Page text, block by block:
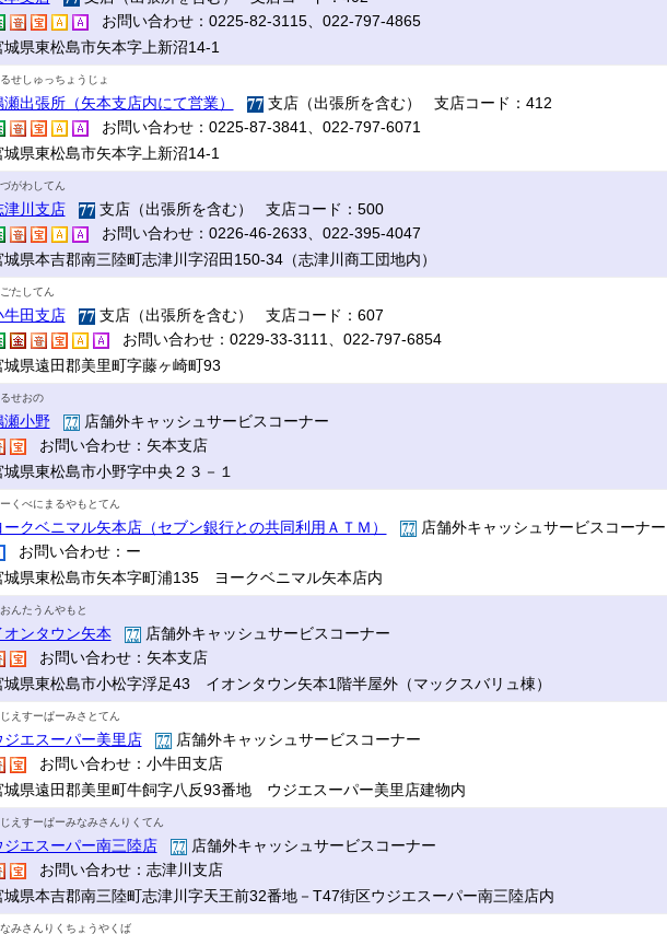
お問い合わせ：0225-82-3115、022-797-4865
城県東松島市矢本字上新沼14-1
せしゅっちょうじょ
瀬出張所（矢本支店内にて営業）
支店（出張所を含む） 支店コード：412
お問い合わせ：0225-87-3841、022-797-6071
城県東松島市矢本字上新沼14-1
がわしてん
津川支店
支店（出張所を含む） 支店コード：500
お問い合わせ：0226-46-2633、022-395-4047
城県本吉郡南三陸町志津川字沼田150-34（志津川商工団地内）
たしてん
牛田支店
支店（出張所を含む） 支店コード：607
お問い合わせ：0229-33-3111、022-797-6854
城県遠田郡美里町字藤ヶ崎町93
せおの
瀬小野
店舗外キャッシュサービスコーナー
お問い合わせ：矢本支店
城県東松島市小野字中央２３－１
ーくべにまるやもとてん
ークベニマル矢本店（セブン銀行との共同利用ＡＴＭ）
店舗外キャッシュサービスコーナー
お問い合わせ：ー
城県東松島市矢本字町浦135 ヨークベニマル矢本店内
んたうんやもと
オンタウン矢本
店舗外キャッシュサービスコーナー
お問い合わせ：矢本支店
城県東松島市小松字浮足43 イオンタウン矢本1階半屋外（マックスバリュ棟）
じえすーぱーみさとてん
ジエスーパー美里店
店舗外キャッシュサービスコーナー
お問い合わせ：小牛田支店
城県遠田郡美里町牛飼字八反93番地 ウジエスーパー美里店建物内
じえすーぱーみなみさんりくてん
ジエスーパー南三陸店
店舗外キャッシュサービスコーナー
お問い合わせ：志津川支店
城県本吉郡南三陸町志津川字天王前32番地－T47街区ウジエスーパー南三陸店内
みさんりくちょうやくば